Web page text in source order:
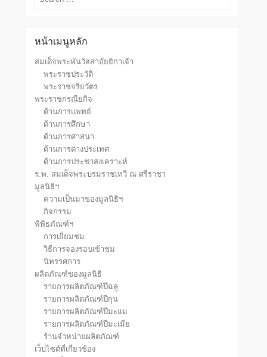
หน้าเมนูหลัก
สมเด็จพระพันวัสสาอัยยิกาเจ้า
พระราชประวัติ
พระราชจริยวัตร
พระราชกรณียกิจ
ด้านการแพทย์
ด้านการศึกษา
ด้านการศาสนา
ด้านการต่างประเทศ
ด้านการประชาสงเคราะห์
ร.พ. สมเด็จพระบรมราชเทวี ณ ศรีราชา
มูลนิธิฯ
ความเป็นมาของมูลนิธิฯ
กิจกรรม
พิพิธภัณฑ์ฯ
การเยี่ยมชม
วิธีการจองรอบเข้าชม
นิทรรศการ
ผลิตภัณฑ์ของมูลนิธิ
รายการผลิตภัณฑ์ปีฉลู
รายการผลิตภัณฑ์ปีกุน
รายการผลิตภัณฑ์ปีมะแม
รายการผลิตภัณฑ์ปีมะเมีย
ร้านจำหน่ายผลิตภัณฑ์
เว็บไซต์ที่เกี่ยวข้อง